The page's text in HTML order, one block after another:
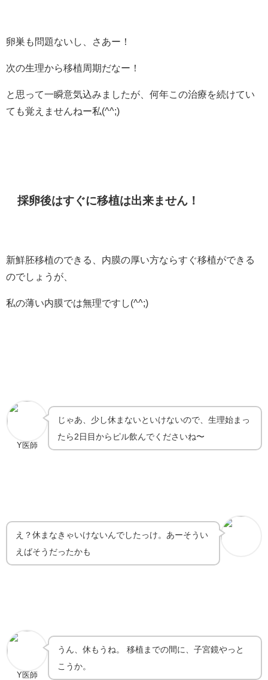
卵巣も問題ないし、さあー！
次の生理から移植周期だなー！
と思って一瞬意気込みましたが、何年この治療を続けてい
ても覚えませんねー私(^^;)
採卵後はすぐに移植は出来ません！
新鮮胚移植のできる、内膜の厚い方ならすぐ移植ができる
のでしょうが、
私の薄い内膜では無理ですし(^^;)
Y医師
じゃあ、少し休まないといけないので、生理始まっ
たら2日目からピル飲んでくださいね〜
え？休まなきゃいけないんでしたっけ。あーそうい
えばそうだったかも
Y医師
うん、休もうね。 移植までの間に、子宮鏡やっと
こうか。